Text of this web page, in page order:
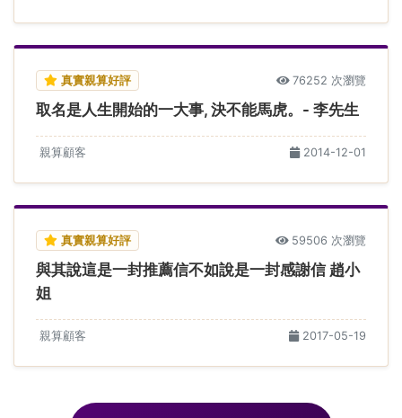
真實親算好評 76252 次瀏覽
取名是人生開始的一大事, 決不能馬虎。- 李先生
親算顧客 2014-12-01
真實親算好評 59506 次瀏覽
與其說這是一封推薦信不如說是一封感謝信 趙小
姐
親算顧客 2017-05-19